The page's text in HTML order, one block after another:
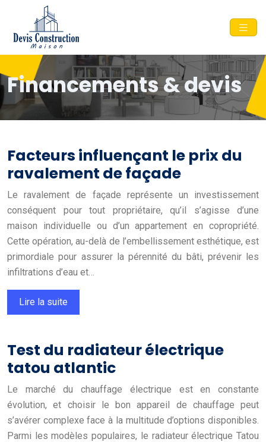
Financements & devis
Facteurs influençant le prix du
ravalement de façade
Le ravalement de façade représente un investissement
conséquent pour tout propriétaire, qu’il s’agisse d’une
maison individuelle ou d’un appartement en copropriété.
Cette opération, au-delà de l’embellissement esthétique, est
primordiale pour assurer la pérennité du bâti, prévenir les
infiltrations d’eau et…
Lire la suite
Test du radiateur électrique
tatou atlantic
Le marché du chauffage électrique est en constante
évolution, et choisir le bon appareil de chauffage peut
s’avérer complexe face à la multitude d’options disponibles.
Parmi les modèles populaires, le radiateur électrique Tatou